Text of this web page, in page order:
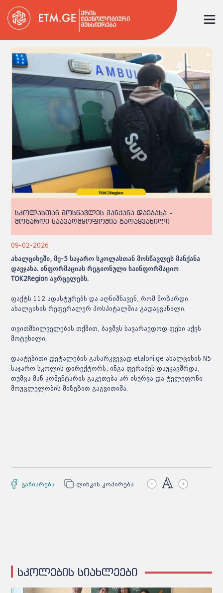
სკოლასთან მოსწავლეს მანქანა დაეჯახა -
მოზარდი საავადმყოფოშია გადაყვანილი
09-02-2026
ახალციხეში, მე-5 საჯარო სკოლასთან მოსწავლეს მანქანა
დაეჯახა. ინფორმაციას რეგიონული საინფორმაციო
TOK2Region ავრცელებს.
ფაქტს 112 ადასტურებს და აღნიშნავენ, რომ მოზარდი
ახალციხის რეფერალურ ჰოსპიტალშია გადაყვანილი.
თვითმხილველების თქმით, ბავშვს სავარაუდოდ ფეხი აქვს
მოტეხილი.
დაატებითი დეტალების გასარკვევად etaloni.ge ახალციხის N5
საჯარო სკოლის დირექტორს, ინგა ფერაძეს დაუკავშრდა,
თუმცა მან კომენტარის გაკეთება არ ისურვა და ტელეფონი
მოუცლელობის მიზეზით გაგვითიშა.
გაზიარება ლინკის კოპირება
სკოლების სიახლეები